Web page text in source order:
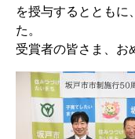
を授与するとともに
た。
受賞者の皆さま、お